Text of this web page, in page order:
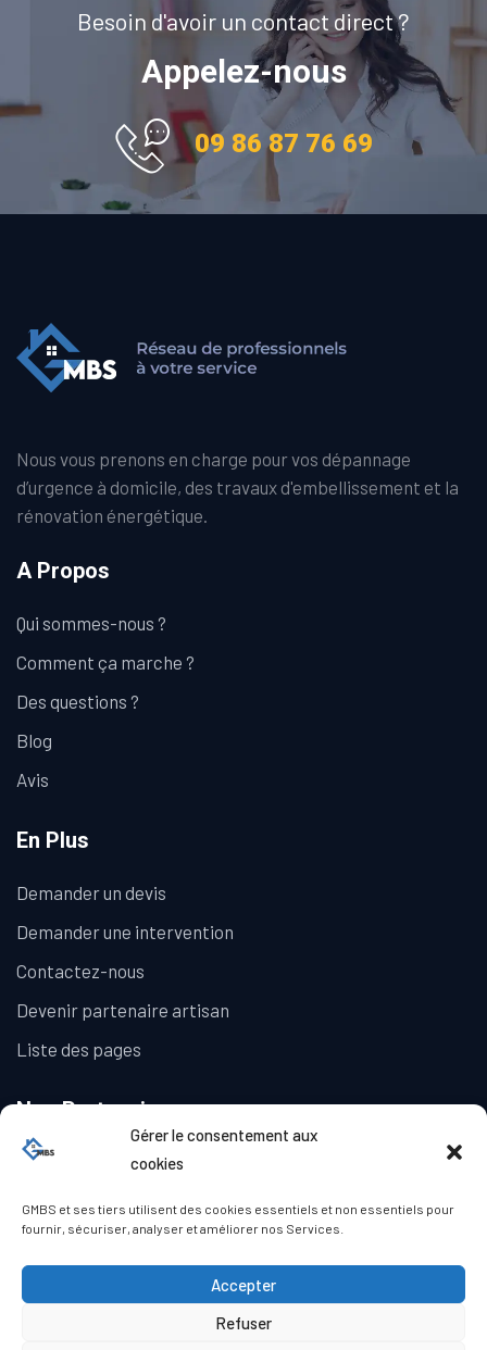
Gérer le consentement aux
cookies
GMBS et ses tiers utilisent des cookies essentiels et non essentiels pour
fournir, sécuriser, analyser et améliorer nos Services.
Accepter
Refuser
Besoin d'avoir un contact direct ?
Appelez-nous
09 86 87 76 69
Nous vous prenons en charge pour vos dépannage
d’urgence à domicile, des travaux d'embellissement et la
rénovation énergétique.
A Propos
Qui sommes-nous ?
Comment ça marche ?
Des questions ?
Blog
Avis
En Plus
Demander un devis
Demander une intervention
Contactez-nous
Devenir partenaire artisan
Liste des pages
Nos Partenaires
La Galerie Immobilière
© Copyright GMBS 2023. Tous droits réservés.